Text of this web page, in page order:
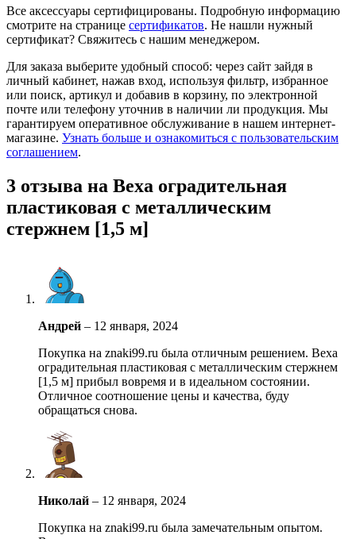
Все аксессуары сертифицированы. Подробную информацию
смотрите на странице сертификатов. Не нашли нужный
сертификат? Свяжитесь с нашим менеджером.
Для заказа выберите удобный способ: через сайт зайдя в
личный кабинет, нажав вход, используя фильтр, избранное
или поиск, артикул и добавив в корзину, по электронной
почте или телефону уточнив в наличии ли продукция. Мы
гарантируем оперативное обслуживание в нашем интернет-
магазине. Узнать больше и ознакомиться с пользовательским
соглашением.
3 отзыва на Веха оградительная
пластиковая с металлическим
стержнем [1,5 м]
Андрей – 12 января, 2024
Покупка на znaki99.ru была отличным решением. Веха
оградительная пластиковая с металлическим стержнем
[1,5 м] прибыл вовремя и в идеальном состоянии.
Отличное соотношение цены и качества, буду
обращаться снова.
Николай – 12 января, 2024
Покупка на znaki99.ru была замечательным опытом.